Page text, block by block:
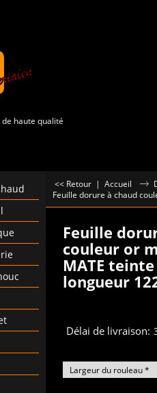
haute qualité
<< Retour | Accueil
Feuille dorure à chaud
Feuille
couleur or
MATE teinte
longueur
Délai de livraison: